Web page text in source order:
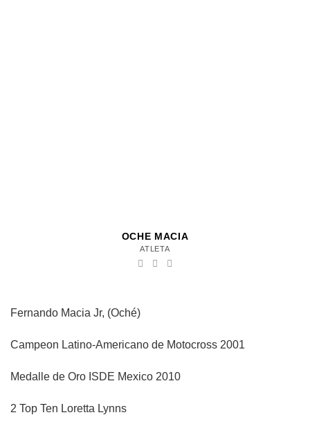
OCHE MACIA
ATLETA
Fernando Macia Jr, (Oché)
Campeon Latino-Americano de Motocross 2001
Medalle de Oro ISDE Mexico 2010
2 Top Ten Loretta Lynns